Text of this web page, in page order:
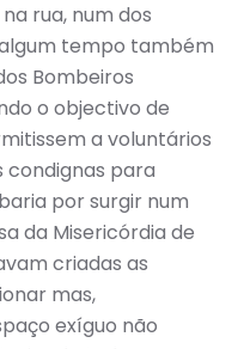
rua, num dos
tempo também
Bombeiros
o objectivo de
a voluntários
condignas para
por surgir num
da Misericórdia de
criadas as
mas,
exíguo não